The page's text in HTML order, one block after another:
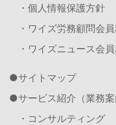
・個人情報保護方針
・ワイズ労務顧問会
・ワイズニュース会
サイトマップ
サービス紹介（業務案
・コンサルティング